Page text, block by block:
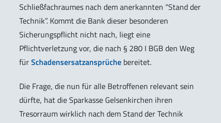
Schließfachraumes nach dem anerkannten “Stand der
Technik”. Kommt die Bank dieser besonderen
Sicherungspflicht nicht nach, liegt eine
Pflichtverletzung vor, die nach § 280 I BGB den Weg
fürSchadensersatzansprüche bereitet.
Die Frage, die nun für alle Betroffenen relevant sein
dürfte, hat die Sparkasse Gelsenkirchen ihren
Tresorraum wirklich nach dem Stand der Technik